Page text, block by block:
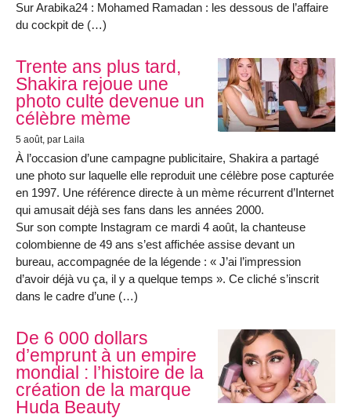
Sur Arabika24 : Mohamed Ramadan : les dessous de l’affaire
du cockpit de (…)
Trente ans plus tard,
Shakira rejoue une
photo culte devenue un
célèbre mème
5 août, par Laila
À l’occasion d’une campagne publicitaire, Shakira a partagé
une photo sur laquelle elle reproduit une célèbre pose capturée
en 1997. Une référence directe à un mème récurrent d’Internet
qui amusait déjà ses fans dans les années 2000.
Sur son compte Instagram ce mardi 4 août, la chanteuse
colombienne de 49 ans s’est affichée assise devant un
bureau, accompagnée de la légende : « J’ai l’impression
d’avoir déjà vu ça, il y a quelque temps ». Ce cliché s’inscrit
dans le cadre d’une (…)
De 6 000 dollars
d’emprunt à un empire
mondial : l’histoire de la
création de la marque
Huda Beauty